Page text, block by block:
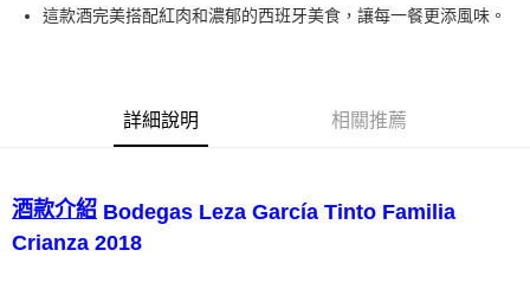
這款酒完美搭配紅肉和濃郁的西班牙美食，讓每一餐更添風味。
詳細說明 相關推薦
酒款介紹 Bodegas Leza García Tinto Familia
Crianza 2018